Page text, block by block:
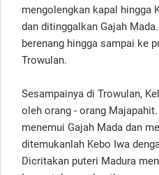
mengolengkan kapal hingga
dan ditinggalkan Gajah
berenang hingga sampai ke
Trowulan.
Sesampainya di Trowulan,
oleh orang - orang
menemui Gajah Mada dan
ditemukanlah Kebo Iwa
Dicritakan puteri Madura